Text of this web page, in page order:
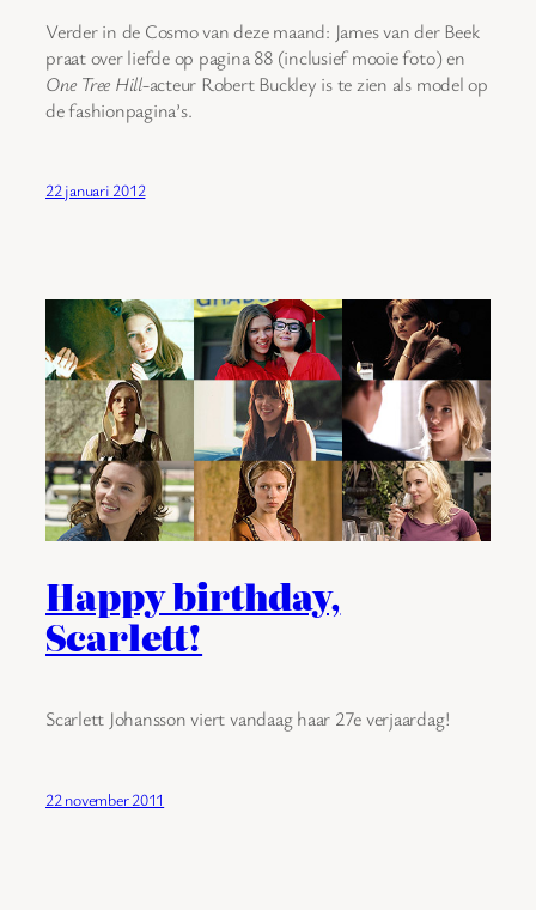
Verder in de Cosmo van deze maand: James van der Beek
praat over liefde op pagina 88 (inclusief mooie foto) en
One Tree Hill-acteur Robert Buckley is te zien als model op
de fashionpagina’s.
22 januari 2012
Happy birthday,
Scarlett!
Scarlett Johansson viert vandaag haar 27e verjaardag!
22 november 2011